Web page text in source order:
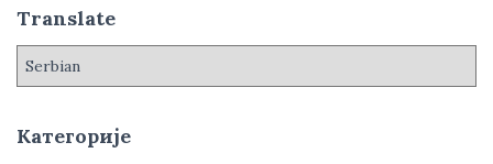
а
:
Translate
Категорије